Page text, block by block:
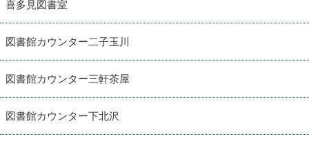
喜多見図書室
図書館カウンター二子玉川
図書館カウンター三軒茶屋
図書館カウンター下北沢